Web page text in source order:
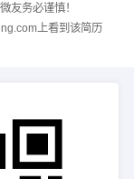
友务必谨慎！
上看到该简历